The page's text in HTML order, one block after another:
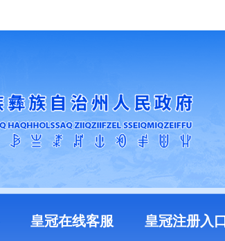
皇冠在线客服 皇冠注册入口